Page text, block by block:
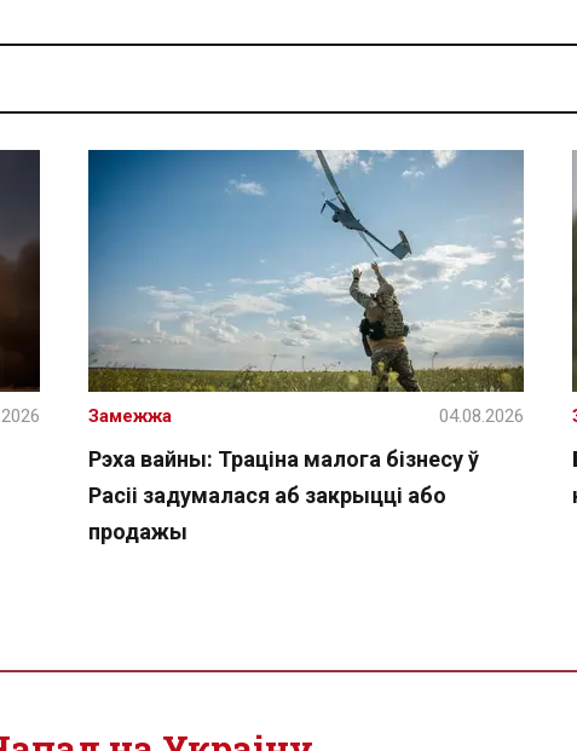
Рэха вайны: Траціна малога бізнесу ў
Расіі задумалася аб закрыцці або
продажы
Замежжа 04.08.2026